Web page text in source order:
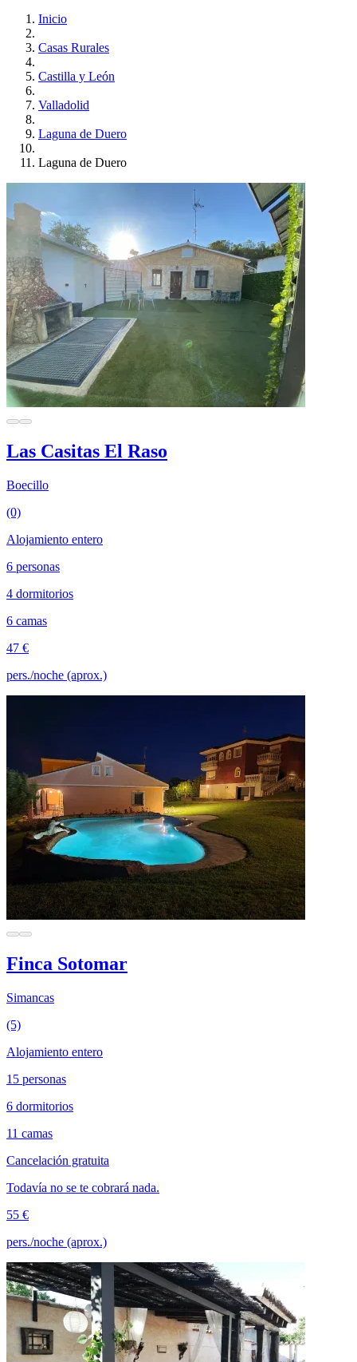
Inicio
Casas Rurales
Castilla y León
Valladolid
Laguna de Duero
Laguna de Duero
Las Casitas El Raso
Boecillo
(0)
Alojamiento entero
6 personas
4 dormitorios
6 camas
47 €
pers./noche (aprox.)
Finca Sotomar
Simancas
(5)
Alojamiento entero
15 personas
6 dormitorios
11 camas
Cancelación gratuita
Todavía no se te cobrará nada.
55 €
pers./noche (aprox.)